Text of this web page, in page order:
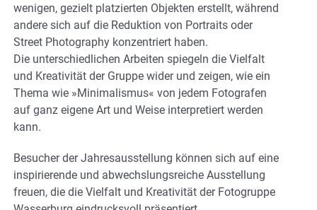
wenigen, gezielt platzierten Objekten erstellt, während
andere sich auf die Reduktion von Portraits oder
Street Photography konzentriert haben.
Die unterschiedlichen Arbeiten spiegeln die Vielfalt
und Kreativität der Gruppe wider und zeigen, wie ein
Thema wie »Minimalismus« von jedem Fotografen
auf ganz eigene Art und Weise interpretiert werden
kann.
Besucher der Jahresausstellung können sich auf eine
inspirierende und abwechslungsreiche Ausstellung
freuen, die die Vielfalt und Kreativität der Fotogruppe